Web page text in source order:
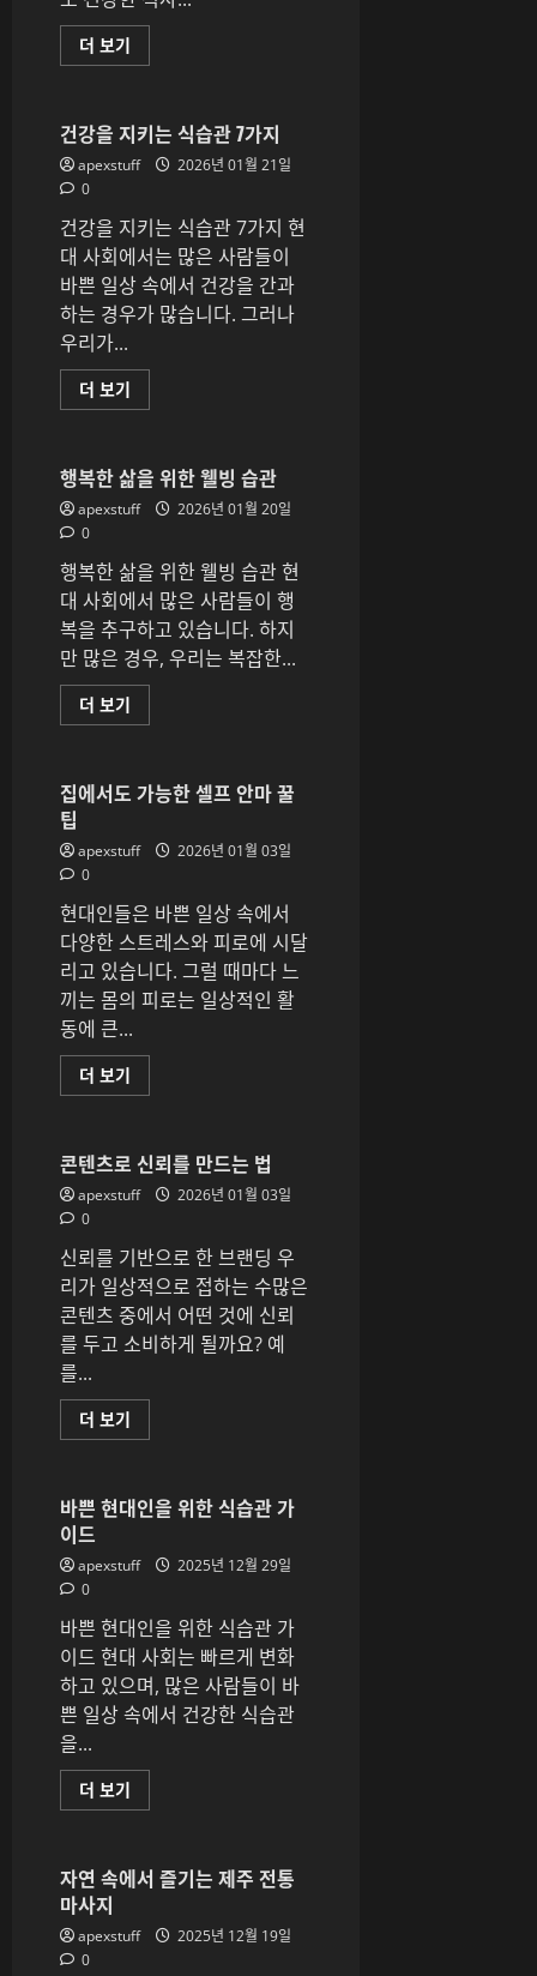
기
더 보기
취
한
간
편
건
영
양
을
고
려
한
피
해
더
어
건강을 지키는 식습관 7가지
apexstuff
2026년 01월 21일
0
건강을 지키는 식습관 7가지 현
대 사회에서는 많은 사람들이
바쁜 일상 속에서 건강을 간과
하는 경우가 많습니다. 그러나
우리가...
더 보기
강
는
식
습
관
지
에
대
해
더
읽
어
보
행복한 삶을 위한 웰빙 습관
apexstuff
2026년 01월 20일
0
행복한 삶을 위한 웰빙 습관 현
대 사회에서 많은 사람들이 행
복을 추구하고 있습니다. 하지
만 많은 경우, 우리는 복잡한...
더 보기
복
위
한
습
대
해
더
읽
어
보
기
집에서도 가능한 셀프 안마 꿀
팁
apexstuff
2026년 01월 03일
0
현대인들은 바쁜 일상 속에서
다양한 스트레스와 피로에 시달
리고 있습니다. 그럴 때마다 느
끼는 몸의 피로는 일상적인 활
동에 큰...
더 보기
에
능
한
셀
프
꿀
팁
에
대
해
더
읽
콘텐츠로 신뢰를 만드는 법
apexstuff
2026년 01월 03일
0
신뢰를 기반으로 한 브랜딩 우
리가 일상적으로 접하는 수많은
콘텐츠 중에서 어떤 것에 신뢰
를 두고 소비하게 될까요? 예
를...
더 보기
텐
뢰
를
는
대
해
더
읽
어
보
기
바쁜 현대인을 위한 식습관 가
이드
apexstuff
2025년 12월 29일
0
바쁜 현대인을 위한 식습관 가
이드 현대 사회는 빠르게 변화
하고 있으며, 많은 사람들이 바
쁜 일상 속에서 건강한 식습관
을...
더 보기
쁜
을
위
습
자연 속에서 즐기는 제주 전통
마사지
apexstuff
2025년 12월 19일
0